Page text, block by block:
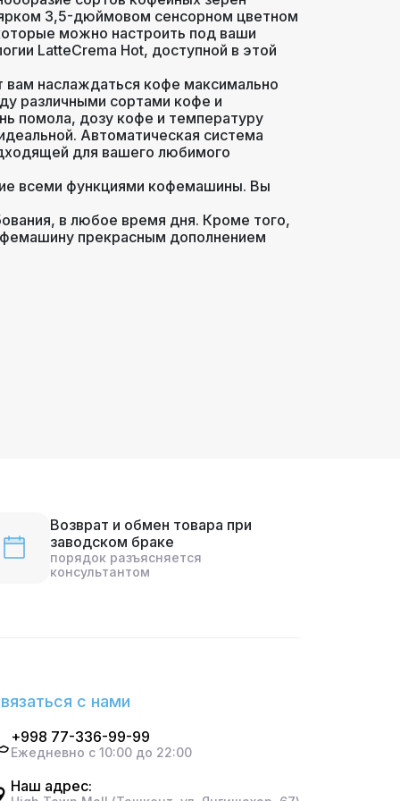
3,5-дюймовом сенсорном цветном
можно настроить под ваши
LatteCrema Hot, доступной в этой
наслаждаться кофе максимально
различными сортами кофе и
помола, дозу кофе и температуру
Автоматическая система
для вашего любимого
всеми функциями кофемашины. Вы
в любое время дня. Кроме того,
прекрасным дополнением
Возврат и обмен товара при
заводском браке
порядок разъясняется
консультантом
с нами
+998 77-336-99-99
Ежедневно с 10:00 до 22:00
Наш адрес: